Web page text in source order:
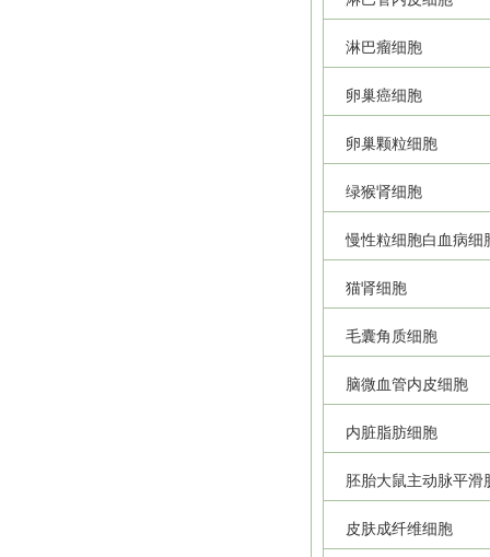
淋巴瘤细胞
卵巢癌细胞
卵巢颗粒细胞
绿猴肾细胞
慢性粒细胞白血病细
猫肾细胞
毛囊角质细胞
脑微血管内皮细胞
内脏脂肪细胞
胚胎大鼠主动脉平滑
皮肤成纤维细胞